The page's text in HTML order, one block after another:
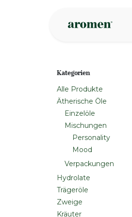
Kategorien
Alle Produkte
Ätherische Öle
Einzelöle
Mischungen
Personality
Mood
Verpackungen
Hydrolate
Trägeröle
Zweige
Kräuter